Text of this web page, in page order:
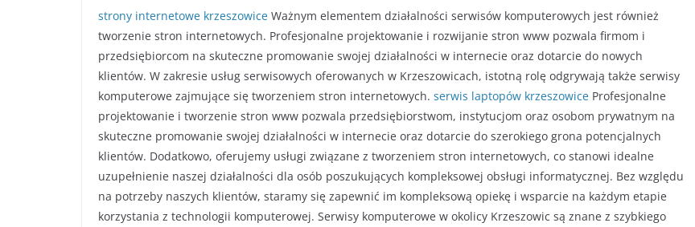
strony internetowe krzeszowice Ważnym elementem działalności serwisów komputerowych jest również
tworzenie stron internetowych. Profesjonalne projektowanie i rozwijanie stron www pozwala firmom i
przedsiębiorcom na skuteczne promowanie swojej działalności w internecie oraz dotarcie do nowych
klientów. W zakresie usług serwisowych oferowanych w Krzeszowicach, istotną rolę odgrywają także serwisy
komputerowe zajmujące się tworzeniem stron internetowych. serwis laptopów krzeszowice Profesjonalne
projektowanie i tworzenie stron www pozwala przedsiębiorstwom, instytucjom oraz osobom prywatnym na
skuteczne promowanie swojej działalności w internecie oraz dotarcie do szerokiego grona potencjalnych
klientów. Dodatkowo, oferujemy usługi związane z tworzeniem stron internetowych, co stanowi idealne
uzupełnienie naszej działalności dla osób poszukujących kompleksowej obsługi informatycznej. Bez względu
na potrzeby naszych klientów, staramy się zapewnić im kompleksową opiekę i wsparcie na każdym etapie
korzystania z technologii komputerowej. Serwisy komputerowe w okolicy Krzeszowic są znane z szybkiego